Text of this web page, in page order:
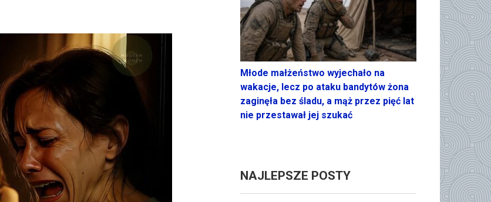
Młode małżeństwo wyjechało na
wakacje, lecz po ataku bandytów żona
zaginęła bez śladu, a mąż przez pięć lat
nie przestawał jej szukać
NAJLEPSZE POSTY